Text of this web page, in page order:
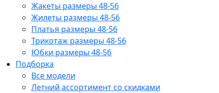
Жакеты размеры 48-56
Жилеты размеры 48-56
Платья размеры 48-56
Трикотаж размеры 48-56
Юбки размеры 48-56
Подборка
Все модели
Летний ассортимент со скидками